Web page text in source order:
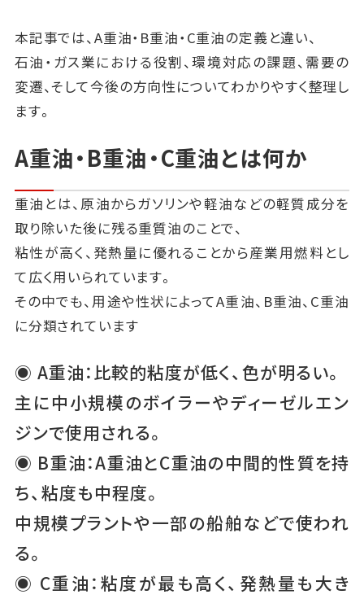
本記事では、A重油・B重油・C重油の定義と違い、
石油・ガス業における役割、環境対応の課題、需要の
変遷、そして今後の方向性についてわかりやすく整理し
ます。
A重油・B重油・C重油とは何か
重油とは、原油からガソリンや軽油などの軽質成分を
取り除いた後に残る重質油のことで、
粘性が高く、発熱量に優れることから産業用燃料とし
て広く用いられています。
その中でも、用途や性状によってA重油、B重油、C重油
に分類されています
◉ A重油：比較的粘度が低く、色が明るい。
主に中小規模のボイラーやディーゼルエン
ジンで使用される。
◉ B重油：A重油とC重油の中間的性質を持
ち、粘度も中程度。
中規模プラントや一部の船舶などで使われ
る。
◉ C重油：粘度が最も高く、発熱量も大き